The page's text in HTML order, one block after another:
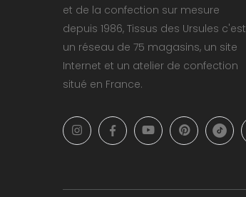
et de la confection sur mesure
depuis 1986, Tissus des Ursules c'est
un réseau de 75 magasins, un site
Internet et un atelier de confection
situé en France.